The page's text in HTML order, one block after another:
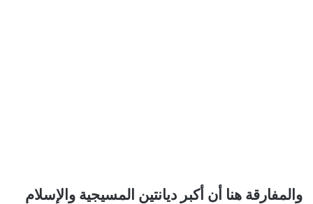
والمفارقة هنا أن أكبر ديانتين المسيجية والإسلام